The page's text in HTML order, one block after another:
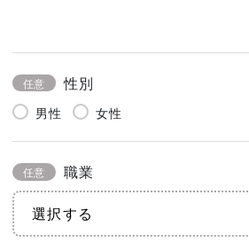
任意 性別
男性 女性
任意 職業